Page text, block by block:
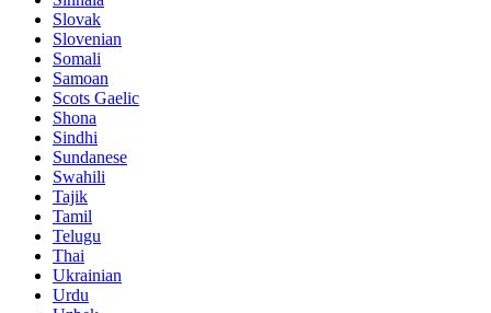
Slovak
Slovenian
Somali
Samoan
Scots Gaelic
Shona
Sindhi
Sundanese
Swahili
Tajik
Tamil
Telugu
Thai
Ukrainian
Urdu